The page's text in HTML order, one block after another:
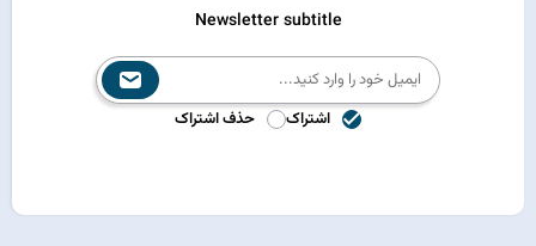
Newsletter subtitle
اشتراک حذف اشتراک